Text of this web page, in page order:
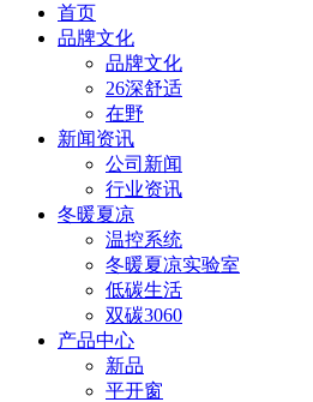
首页
品牌文化
品牌文化
26深舒适
在野
新闻资讯
公司新闻
行业资讯
冬暖夏凉
温控系统
冬暖夏凉实验室
低碳生活
双碳3060
产品中心
新品
平开窗